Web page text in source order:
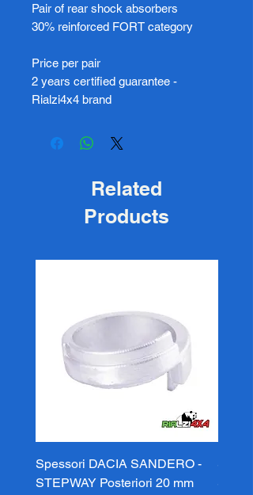
Pair of rear shock absorbers
30% reinforced FORT category
Price per pair
2 years certified guarantee -
Rialzi4x4 brand
Related
Products
Spessori DACIA SANDERO -
STEPWAY Posteriori 20 mm